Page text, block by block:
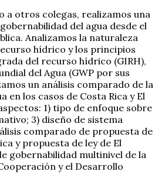
a otros colegas, realizamos una
del agua desde el
Analizamos la naturaleza
hídrico y los principios
del recurso hídrico (GIRH),
del Agua (GWP por sus
un análisis comparado de la
en los casos de Costa Rica y El
1) tipo de enfoque sobre
3) diseño de sistema
comparado de propuesta de
y propuesta de ley de El
gobernabilidad multinivel de la
y el Desarrollo